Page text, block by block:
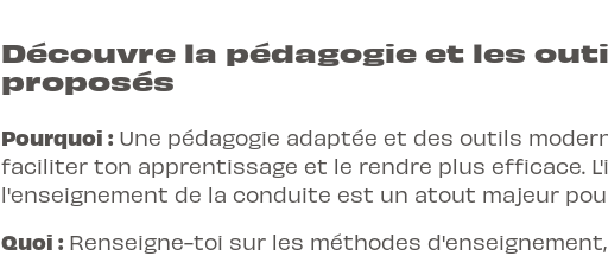
Découvre la pédagogie et les
proposés
Pourquoi : Une pédagogie adaptée et des outils
faciliter ton apprentissage et le rendre plus efficace.
l'enseignement de la conduite est un atout majeur
Quoi : Renseigne-toi sur les méthodes